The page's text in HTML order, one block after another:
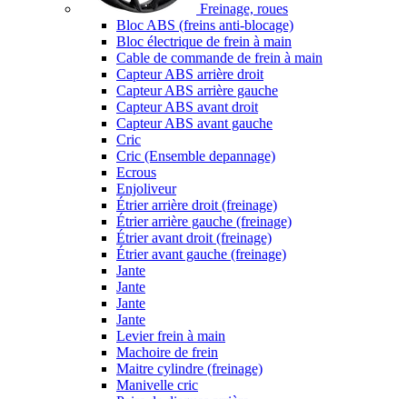
Freinage, roues
Bloc ABS (freins anti-blocage)
Bloc électrique de frein à main
Cable de commande de frein à main
Capteur ABS arrière droit
Capteur ABS arrière gauche
Capteur ABS avant droit
Capteur ABS avant gauche
Cric
Cric (Ensemble depannage)
Ecrous
Enjoliveur
Étrier arrière droit (freinage)
Étrier arrière gauche (freinage)
Étrier avant droit (freinage)
Étrier avant gauche (freinage)
Jante
Jante
Jante
Jante
Levier frein à main
Machoire de frein
Maitre cylindre (freinage)
Manivelle cric